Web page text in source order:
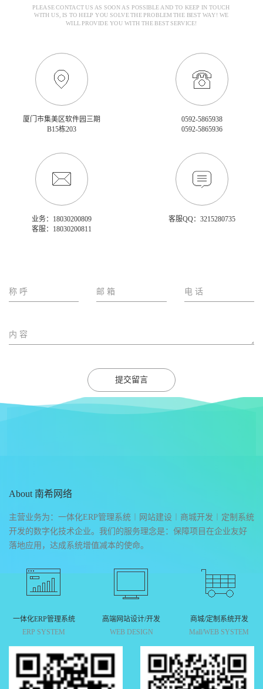
PLEASE CONTACT US AS SOON AS POSSIBLE AND TO KEEP IN TOUCH
WITH US, IS TO HELP YOU SOLVE THE PROBLEM THE BEST WAY! WE
WILL PROVIDE YOU WITH THE BEST SERVICE!
厦门市集美区软件园三期
B15栋203
0592-5865938
0592-5865936
业务：18030200809
客服：18030200811
客服QQ：3215280735
提交留言
About 南希网络
主营业务为：一体化ERP管理系统︱网站建设︱商城开发︱定制系统
开发的数字化技术企业。我们的服务理念是：保障项目在企业友好
落地应用，达成系统增值减本的使命。
一体化ERP管理系统
ERP SYSTEM
高端网站设计/开发
WEB DESIGN
商城/定制系统开发
Mall/WEB SYSTEM